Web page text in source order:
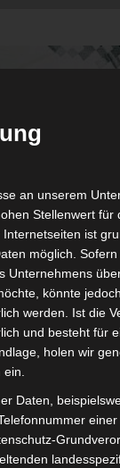
Adsense
Zustimmung. Es
gespeichert. Welche
an unserem
Stellenwert für
ist
möglich.
Unternehmens
könnte
werden. Ist die
und besteht für
holen wir
Daten,
einer